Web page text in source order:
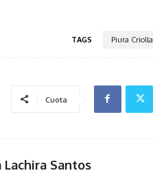
TAGS Piura Criolla
Cuota
Lachira Santos